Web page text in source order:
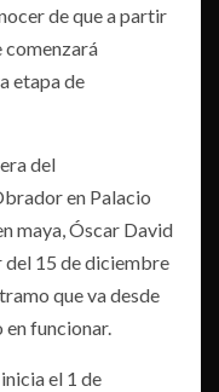
de que a partir
comenzará
etapa de
del
en Palacio
maya, Óscar David
del 15 de diciembre
que va desde
en funcionar.
el 1 de